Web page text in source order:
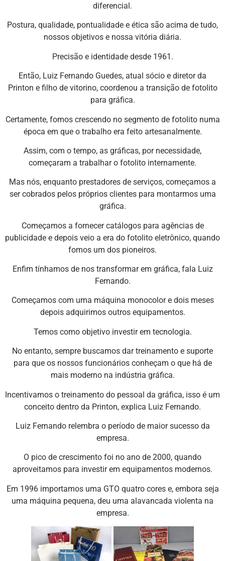
diferencial.
Postura, qualidade, pontualidade e ética são acima de tudo,
nossos objetivos e nossa vitória diária.
Precisão e identidade desde 1961.
Então, Luiz Fernando Guedes, atual sócio e diretor da
Printon e filho de vitorino, coordenou a transição de fotolito
para gráfica.
Certamente, fomos crescendo no segmento de fotolito numa
época em que o trabalho era feito artesanalmente.
Assim, com o tempo, as gráficas, por necessidade,
começaram a trabalhar o fotolito internamente.
Mas nós, enquanto prestadores de serviços, começamos a
ser cobrados pelos próprios clientes para montarmos uma
gráfica.
Começamos a fornecer catálogos para agências de
publicidade e depois veio a era do fotolito eletrônico, quando
fomos um dos pioneiros.
Enfim tínhamos de nos transformar em gráfica, fala Luiz
Fernando.
Começamos com uma máquina monocolor e dois meses
depois adquirimos outros equipamentos.
Temos como objetivo investir em tecnologia.
No entanto, sempre buscamos dar treinamento e suporte
para que os nossos funcionários conheçam o que há de
mais moderno na indústria gráfica.
Incentivamos o treinamento do pessoal da gráfica, isso é um
conceito dentro da Printon, explica Luiz Fernando.
Luiz Fernando relembra o período de maior sucesso da
empresa.
O pico de crescimento foi no ano de 2000, quando
aproveitamos para investir em equipamentos modernos.
Em 1996 importamos uma GTO quatro cores e, embora seja
uma máquina pequena, deu uma alavancada violenta na
empresa.